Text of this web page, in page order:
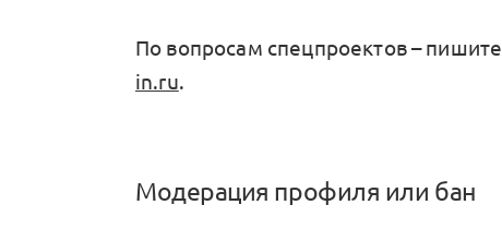
По вопросам спецпроектов – пишите
in.ru.
Модерация профиля или бан